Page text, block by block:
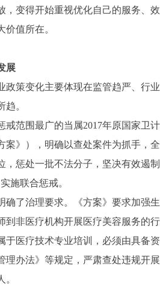
，变得开始重视优化自己的服务、
值所在。
展
策变化主要体现在监管趋严、行
。
范围最广的当属2017年原国家卫
案》），明确以查处案件为抓手，
，惩处一批不法分子，坚决有效遏
施联合惩戒。
了治理要求。《方案》要求加强
到非医疗机构开展医疗美容服务的
于医疗技术专业培训，必须由具备
理办法》等规定，严肃查处违规开